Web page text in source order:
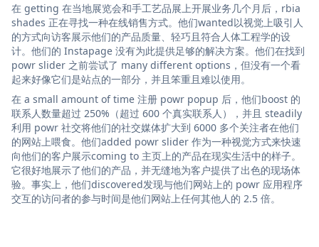
在 getting 在当地展览会和手工艺品展上开展业务几个月后，rbia
shades 正在寻找一种在线销售方式。他们wanted以视觉上吸引人
的方式向访客展示他们的产品质量、轻巧且符合人体工程学的设
计。他们的 Instapage 没有为此提供足够的解决方案。他们在找到
powr slider 之前尝试了 many different options，但没有一个看
起来好像它们是站点的一部分，并且笨重且难以使用。
在 a small amount of time 注册 powr popup 后，他们boost 的
联系人数量超过 250%（超过 600 个真实联系人），并且 steadily
利用 powr 社交将他们的社交媒体扩大到 6000 多个关注者在他们
的网站上喂食。他们added powr slider 作为一种视觉方式来快速
向他们的客户展示coming to 主页上的产品在现实生活中的样子。
它很好地展示了他们的产品，并无缝地为客户提供了出色的现场体
验。事实上，他们discovered发现与他们网站上的 powr 应用程序
交互的访问者的参与时间是他们网站上任何其他人的 2.5 倍。